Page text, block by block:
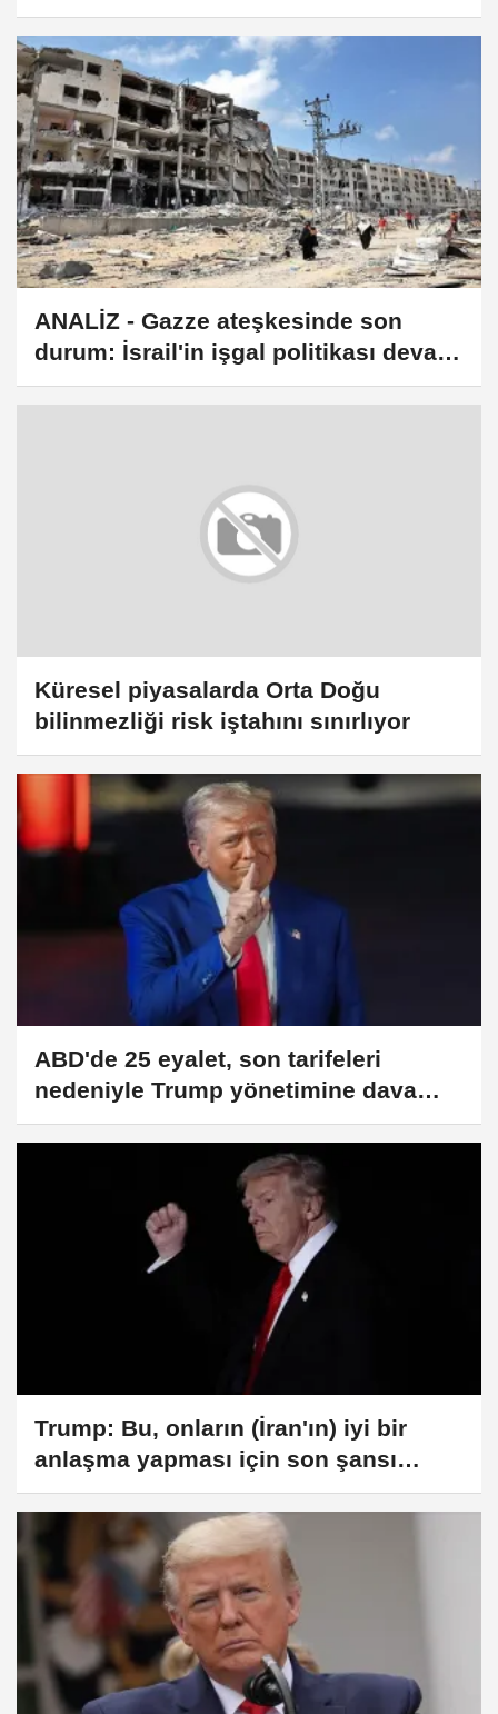
başlamasını bekliyor
ANALİZ - Gazze ateşkesinde son
durum: İsrail'in işgal politikası devam
ediyor
Küresel piyasalarda Orta Doğu
bilinmezliği risk iştahını sınırlıyor
ABD'de 25 eyalet, son tarifeleri
nedeniyle Trump yönetimine dava
açtı
Trump: Bu, onların (İran'ın) iyi bir
anlaşma yapması için son şansı
(GÜNCELLEME)